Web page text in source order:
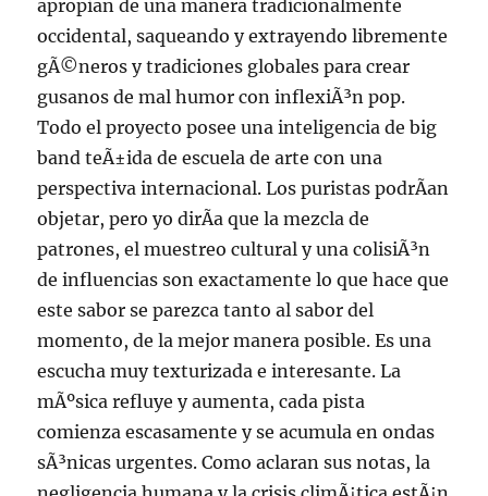
apropian de una manera tradicionalmente
occidental, saqueando y extrayendo libremente
gÃ©neros y tradiciones globales para crear
gusanos de mal humor con inflexiÃ³n pop.
Todo el proyecto posee una inteligencia de big
band teÃ±ida de escuela de arte con una
perspectiva internacional. Los puristas podrÃ­an
objetar, pero yo dirÃ­a que la mezcla de
patrones, el muestreo cultural y una colisiÃ³n
de influencias son exactamente lo que hace que
este sabor se parezca tanto al sabor del
momento, de la mejor manera posible. Es una
escucha muy texturizada e interesante. La
mÃºsica refluye y aumenta, cada pista
comienza escasamente y se acumula en ondas
sÃ³nicas urgentes. Como aclaran sus notas, la